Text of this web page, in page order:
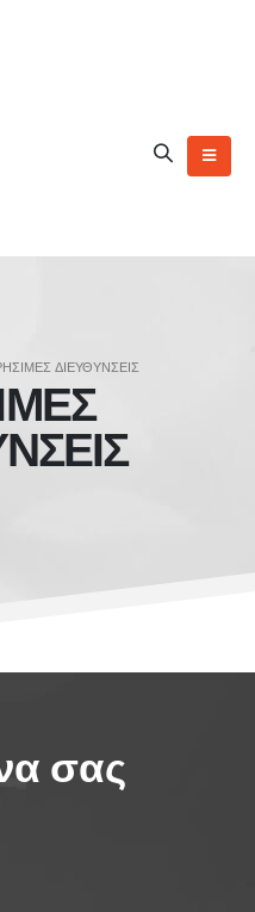
ΔΙΕΥΘΥΝΣΕΙΣ
σας